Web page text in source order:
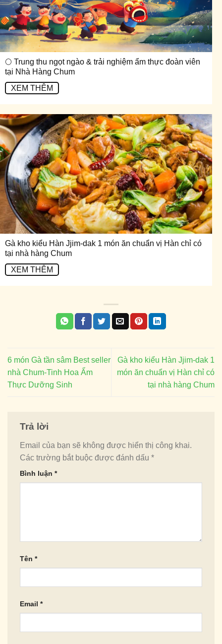
🌕 Trung thu ngọt ngào & trải nghiệm ẩm thực đoàn viên
tại Nhà Hàng Chum
XEM THÊM
Gà kho kiểu Hàn Jjim-dak 1 món ăn chuẩn vị Hàn chỉ có
tại nhà hàng Chum
XEM THÊM
6 món Gà tần sâm Best seller
nhà Chum-Tinh Hoa Ẩm
Thực Dưỡng Sinh
Gà kho kiểu Hàn Jjim-dak 1
món ăn chuẩn vị Hàn chỉ có
tại nhà hàng Chum
Trả lời
Email của bạn sẽ không được hiển thị công khai.
Các trường bắt buộc được đánh dấu *
Bình luận *
Tên *
Email *